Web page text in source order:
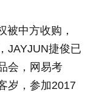
被中方收购，
JAYJUN捷俊已
会，网易考
岁，参加2017